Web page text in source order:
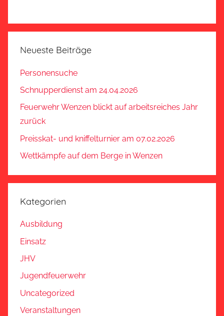
Neueste Beiträge
Personensuche
Schnupperdienst am 24.04.2026
Feuerwehr Wenzen blickt auf arbeitsreiches Jahr
zurück
Preisskat- und kniffelturnier am 07.02.2026
Wettkämpfe auf dem Berge in Wenzen
Kategorien
Ausbildung
Einsatz
JHV
Jugendfeuerwehr
Uncategorized
Veranstaltungen